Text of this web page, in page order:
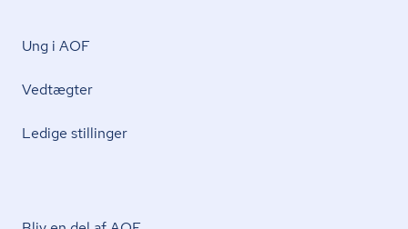
Ung i AOF
Vedtægter
Ledige stillinger